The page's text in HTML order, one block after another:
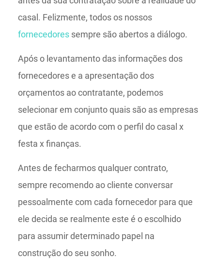
casal. Felizmente, todos os nossos
fornecedores sempre são abertos a diálogo.
Após o levantamento das informações dos
fornecedores e a apresentação dos
orçamentos ao contratante, podemos
selecionar em conjunto quais são as empresas
que estão de acordo com o perfil do casal x
festa x finanças.
Antes de fecharmos qualquer contrato,
sempre recomendo ao cliente conversar
pessoalmente com cada fornecedor para que
ele decida se realmente este é o escolhido
para assumir determinado papel na
construção do seu sonho.